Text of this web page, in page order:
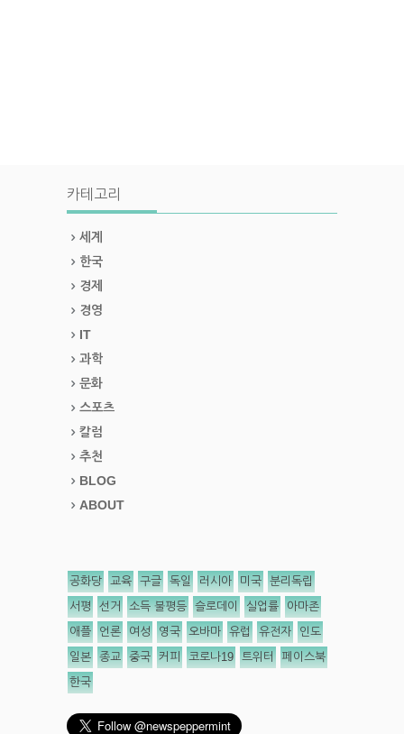
카테고리
세계
한국
경제
경영
IT
과학
문화
스포츠
칼럼
추천
BLOG
ABOUT
공화당 교육 구글 독일 러시아 미국 분리독립
서평 선거 소득 불평등 슬로데이 실업률 아마존
애플 언론 여성 영국 오바마 유럽 유전자 인도
일본 종교 중국 커피 코로나19 트위터 페이스북
한국